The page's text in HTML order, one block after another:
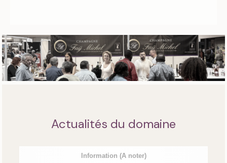
Actualités du domaine
Information (A noter)